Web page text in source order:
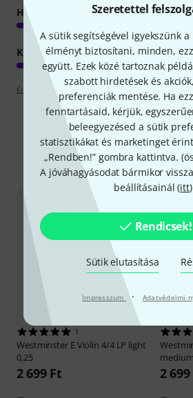
Szeretettel
A sütik segítségével igyekszünk
élményt biztosítani, minden,
együtt. Ezek közé tartoznak
szabott hirdetések és
preferenciák mentése. Ha
fenntartásaid, kérjük,
beleegyezésed a sütik
statisztikákat és marketinget
„Rendben!” gombra kattintva. (
A jóváhagyásodat bármikor
beállításainál (itt
Rendicsek!
Sütik elutasítása
Impresszum · Adatvédelmi
HANGZÁS
KIVITELEZÉS
Értékelési irányelvek
Alternatívák
1
Westminster E Violin 4/4 LP light
0,25
2 699 Ft 2